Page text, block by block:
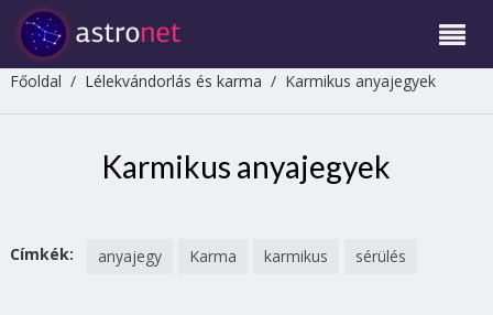
Főoldal / Lélekvándorlás és karma / Karmikus anyajegyek
Karmikus anyajegyek
Címkék: anyajegy Karma karmikus sérülés